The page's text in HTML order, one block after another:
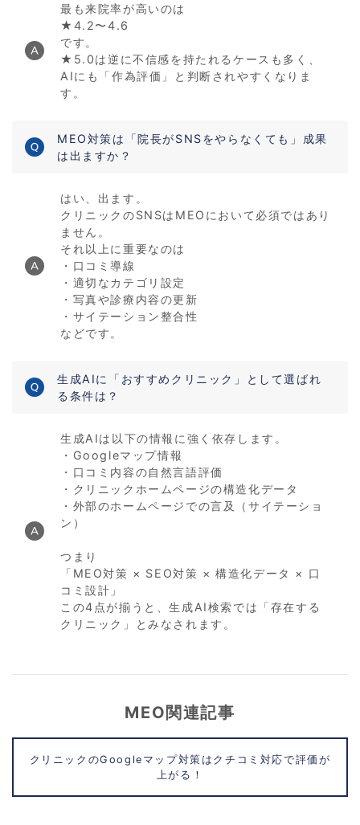
最も来院率が高いのは
★4.2〜4.6
です。
★5.0は逆に不信感を持たれるケースも多く、
AIにも「作為評価」と判断されやすくなりま
す。
MEO対策は「院長がSNSをやらなくても」成果
は出ますか？
はい、出ます。
クリニックのSNSはMEOにおいて必須ではあり
ません。
それ以上に重要なのは
・口コミ導線
・適切なカテゴリ設定
・写真や診療内容の更新
・サイテーション整合性
などです。
生成AIに「おすすめクリニック」として選ばれ
る条件は？
生成AIは以下の情報に強く依存します。
・Googleマップ情報
・口コミ内容の自然言語評価
・クリニックホームページの構造化データ
・外部のホームページでの言及（サイテーショ
ン）
つまり
「MEO対策 × SEO対策 × 構造化データ × 口
コミ設計」
この4点が揃うと、生成AI検索では「存在する
クリニック」とみなされます。
MEO関連記事
クリニックのGoogleマップ対策はクチコミ対応で評価が
上がる！